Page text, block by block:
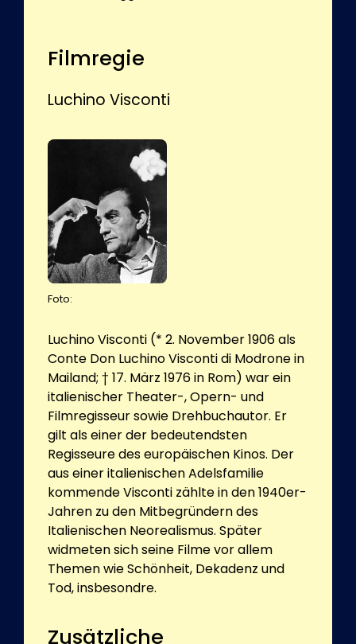
Filmregie
Luchino Visconti
Foto:
Luchino Visconti (* 2. November 1906 als
Conte Don Luchino Visconti di Modrone in
Mailand; † 17. März 1976 in Rom) war ein
italienischer Theater-, Opern- und
Filmregisseur sowie Drehbuchautor. Er
gilt als einer der bedeutendsten
Regisseure des europäischen Kinos. Der
aus einer italienischen Adelsfamilie
kommende Visconti zählte in den 1940er-
Jahren zu den Mitbegründern des
Italienischen Neorealismus. Später
widmeten sich seine Filme vor allem
Themen wie Schönheit, Dekadenz und
Tod, insbesondre.
Zusätzliche